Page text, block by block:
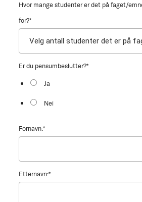
Hvor mange studenter er det på faget/
for?*
Er du pensumbeslutter?*
Ja
Nei
Fornavn:*
Etternavn:*